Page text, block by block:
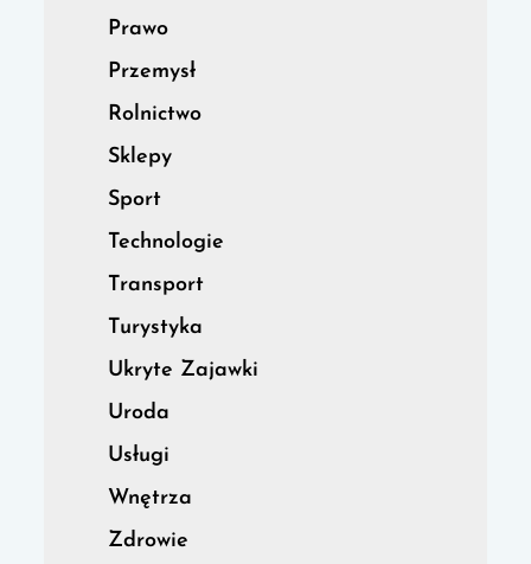
Prawo
Przemysł
Rolnictwo
Sklepy
Sport
Technologie
Transport
Turystyka
Ukryte Zajawki
Uroda
Usługi
Wnętrza
Zdrowie